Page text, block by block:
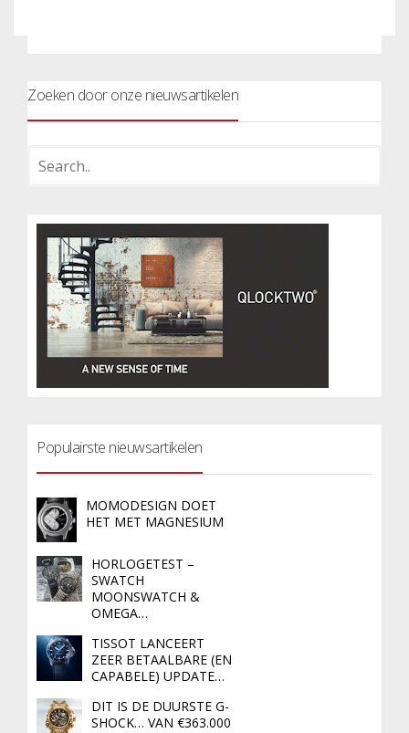
Zoeken door onze nieuwsartikelen
Populairste nieuwsartikelen
MOMODESIGN DOET
HET MET MAGNESIUM
HORLOGETEST –
SWATCH
MOONSWATCH &
OMEGA…
TISSOT LANCEERT
ZEER BETAALBARE (EN
CAPABELE) UPDATE…
DIT IS DE DUURSTE G-
SHOCK… VAN €363.000